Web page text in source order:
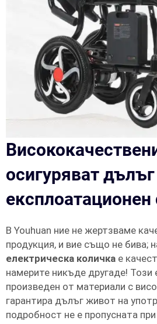
осигуряват дълъг
експлоатационен
В Youhuan ние не жертзваме
продукция, и вие също не бива;
електрическа количка е
намерите никъде другаде! Този
произведен от материали с
гарантира дълъг живот на
подробност не е пропусната